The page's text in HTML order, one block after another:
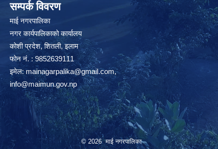
सम्पर्क विवरण
माई नगरपालिका
नगर कार्यपालिकाको कार्यालय
कोशी प्रदेश, शितली, इलाम
फोन नं. : 9852639111
इमेल:mainagarpalika@gmail.com,
info@maimun.gov.np
© 2026 माई नगरपालिका